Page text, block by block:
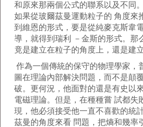
和原來那兩個公式的聯系以及不同
如果從玻爾茲曼運動粒子的 角度來
到維恩的形式，要是從純麥克斯韋
導，就得到瑞利 －金斯的形式。那
竟是建立在粒子的角度上，還是建
作為一個傳統的保守的物理學家，
圖在理論內部解決問題，而不是顛
破。更何況，他面對的還是有史以
電磁理論。但是，在種種嘗 試都失
現，他必須接受他一直不喜歡的統
茲曼的角度來看 問題，把熵和幾率